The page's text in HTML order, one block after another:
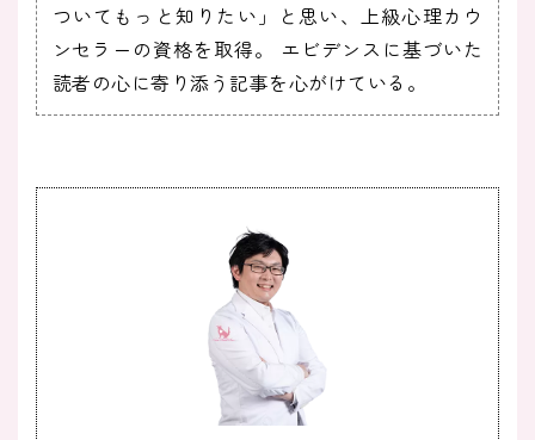
ついてもっと知りたい」と思い、上級心理カウ
ンセラーの資格を取得。 エビデンスに基づいた
読者の心に寄り添う記事を心がけている。